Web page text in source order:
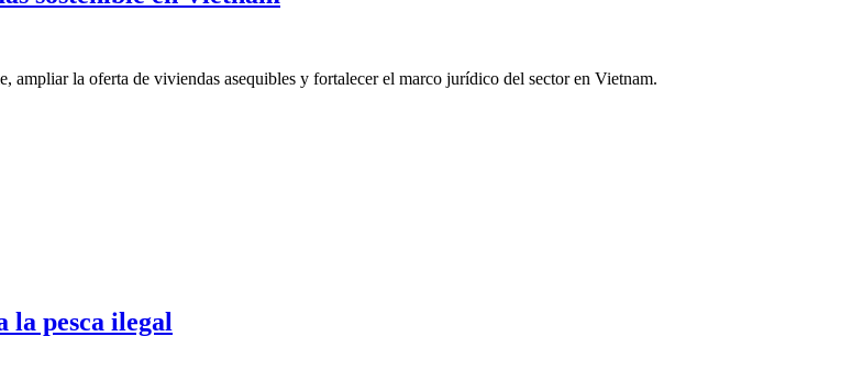
la oferta de viviendas asequibles y fortalecer el marco jurídico del sector en Vietnam.
la pesca ilegal